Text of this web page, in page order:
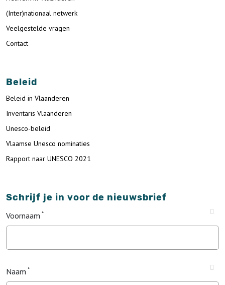
(Inter)nationaal netwerk
Veelgestelde vragen
Contact
Beleid
Beleid in Vlaanderen
Inventaris Vlaanderen
Unesco-beleid
Vlaamse Unesco nominaties
Rapport naar UNESCO 2021
Schrijf je in voor de nieuwsbrief
Voornaam
Naam